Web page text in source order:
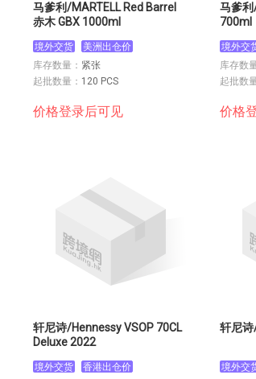
马爹利/MARTELL Red Barrel
赤木 GBX 1000ml
境外交货
美洲出仓价
库存数量： 紧张
起批数量： 120 PCS
价格登录后可见
马爹利
700ml
境外交
库存数
起批数
价格
轩尼诗/Hennessy VSOP 70CL
Deluxe 2022
境外交货
香港出仓价
境外交